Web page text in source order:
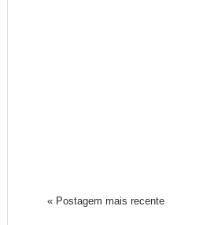
« Postagem mais recente